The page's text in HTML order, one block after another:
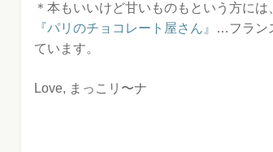
＊本もいいけど甘いものもという方には
『パリのチョコレート屋さん』
…フラン
ています。
Love, まっこリ〜ナ